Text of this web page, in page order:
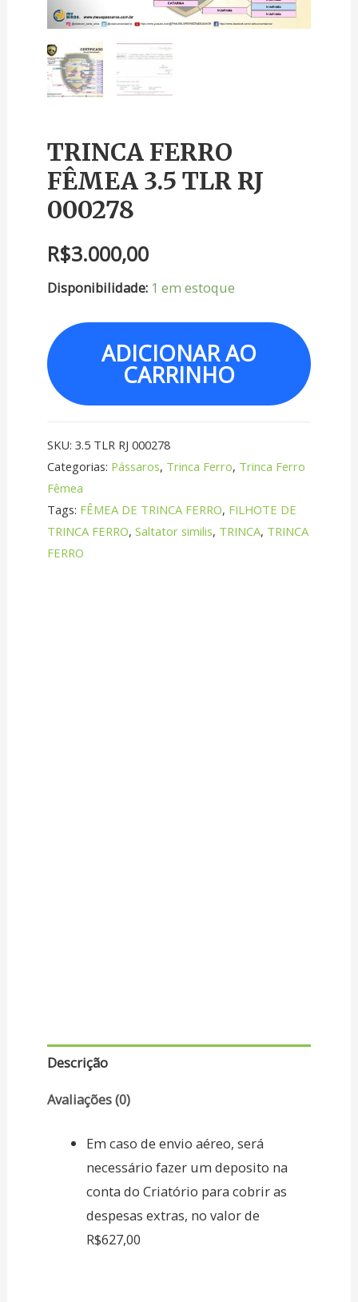
TRINCA FERRO
FÊMEA 3.5 TLR RJ
000278
R$3.000,00
Disponibilidade: 1 em estoque
ADICIONAR AO
CARRINHO
SKU: 3.5 TLR RJ 000278
Categorias: Pássaros, Trinca Ferro, Trinca Ferro
Fêmea
Tags: FÊMEA DE TRINCA FERRO, FILHOTE DE
TRINCA FERRO, Saltator similis, TRINCA, TRINCA
FERRO
Descrição
Avaliações (0)
Em caso de envio aéreo, será
necessário fazer um deposito na
conta do Criatório para cobrir as
despesas extras, no valor de
R$627,00